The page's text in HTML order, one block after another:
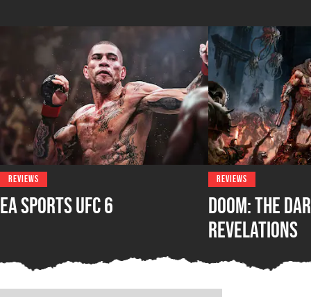
REVIEWS
EA Sports UFC 6
REVIEWS
DOOM: The
Revelations